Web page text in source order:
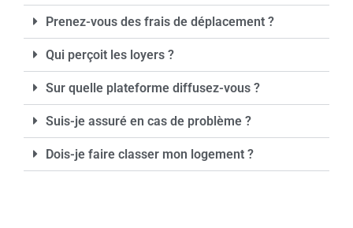
Prenez-vous des frais de déplacement ?
Qui perçoit les loyers ?
Sur quelle plateforme diffusez-vous ?
Suis-je assuré en cas de problème ?
Dois-je faire classer mon logement ?